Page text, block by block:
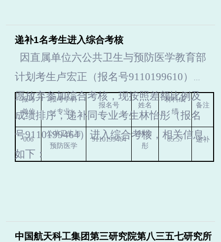
递补1名考生进入综合考核
因直属单位六公共卫生与预防医学教育部
计划考生卢宏正（报名号9110199610）自
愿放弃参加综合考核，现按照差额比例及
成绩排序，递补同专业考生林怡彤（报名
号9110199464）进入综合考核，相关信息
如下：
报考
单位
报考学科
（专业）
报名号 姓名
材料成
绩
备注
006
公共卫生与
预防医学
9110199464
林怡
彤
85.57 递补
中国航天科工集团第三研究院第八三五七研究所